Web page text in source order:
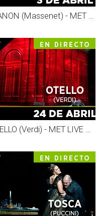
OTELLO (Verdi) - MET LIVE 26-27